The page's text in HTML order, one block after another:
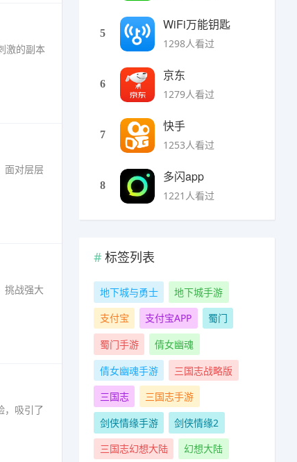
激的副本
面对层层
挑战强大
，吸引了
5
WiFi万能钥匙
1298人看过
6
京东
1279人看过
7
快手
1253人看过
8
多闪app
1221人看过
标签列表
地下城与勇士
地下城手游
支付宝
支付宝APP
蜀门
蜀门手游
倩女幽魂
倩女幽魂手游
三国志战略版
三国志
三国志手游
剑侠情缘手游
剑侠情缘2
三国志幻想大陆
幻想大陆